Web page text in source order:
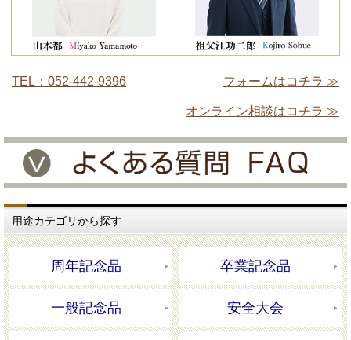
TEL：052-442-9396 フォームはコチラ ≫
オンライン相談はコチラ ≫
用途カテゴリから探す
周年記念品 卒業記念品
一般記念品 安全大会